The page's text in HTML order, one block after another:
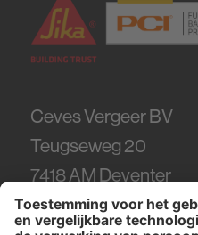
Ceves Vergeer BV
Teugseweg 20
7418AM Deventer
Tel. 0570 - 50 38 30